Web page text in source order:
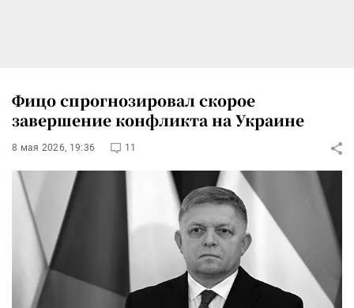
Фицо спрогнозировал скорое
завершение конфликта на Украине
8 мая 2026, 19:36 11